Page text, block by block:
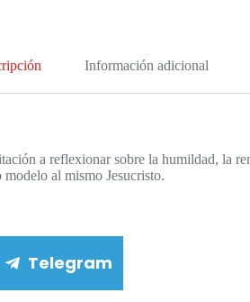
Información adicional
a reflexionar sobre la humildad, la
al mismo Jesucristo.
Telegram